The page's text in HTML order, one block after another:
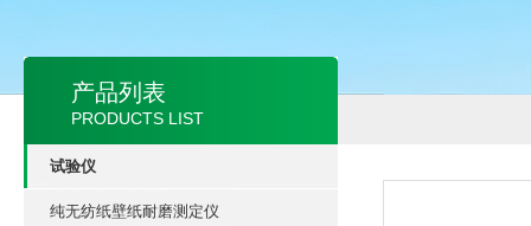
产品列表
PRODUCTS LIST
试验仪
纯无纺纸壁纸耐磨测定仪